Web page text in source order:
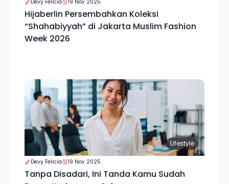
Devy Felicia 19 Nov 2025
Hijaberlin Persembahkan Koleksi
“Shahabiyyah” di Jakarta Muslim Fashion
Week 2026
Lifestyle
Devy Felicia 19 Nov 2025
Tanpa Disadari, Ini Tanda Kamu Sudah